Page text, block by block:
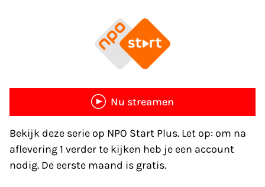
Nu streamen
Bekijk deze serie op NPO Start Plus. Let op: om na
aflevering 1 verder te kijken heb je een account
nodig. De eerste maand is gratis.